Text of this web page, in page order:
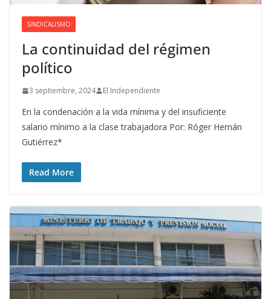
SINDICALISMO
La continuidad del régimen
político
3 septiembre, 2024 El Independiente
En la condenación a la vida mínima y del insuficiente
salario mínimo a la clase trabajadora Por: Róger Hernán
Gutiérrez*
Read More